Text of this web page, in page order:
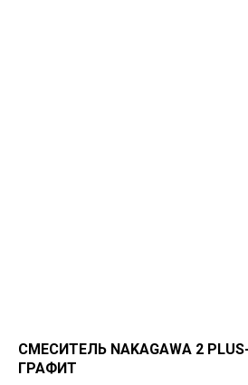
СМЕСИТЕЛЬ NAKAGAWA 2
ГРАФИТ